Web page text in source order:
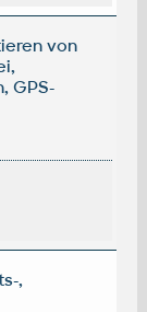
von
GPS-
,